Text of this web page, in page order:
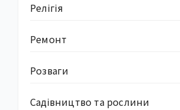
Релігія
Ремонт
Розваги
Садівництво та рослини